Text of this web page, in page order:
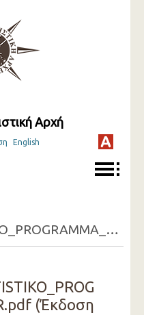
Αρχή
English
A5_ETHSIO_STATISTIKO_PROGRAMMA_2014_GR.pdf
(Έκδοση